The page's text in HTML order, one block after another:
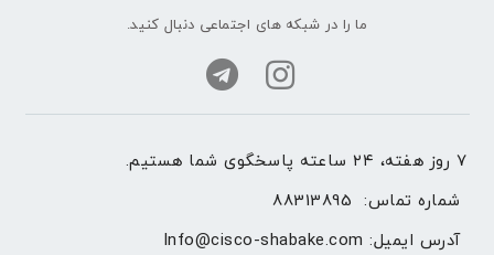
ما را در شبکه های اجتماعی دنبال کنید.
۷ روز هفته، ۲۴ ساعته پاسخگوی شما هستیم.
شماره تماس: 88313895
آدرس ایمیل: Info@cisco-shabake.com